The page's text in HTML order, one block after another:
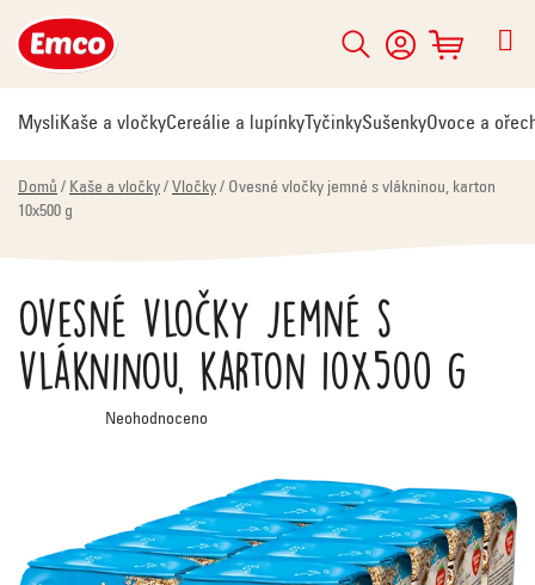
na
obsah
Hledat
NÁKUPNÍ
KOŠÍK
MysliKaše a vločkyCereálie a lupínky TyčinkySušenkyOvoce a
Domů / Kaše a vločky / Vločky / Ovesné vločky jemné s vlákninou, karton
10x500 g
Ovesné vločky jemné s
vlákninou, karton 10x500 g
Průměrné
hodnocení
Neohodnoceno